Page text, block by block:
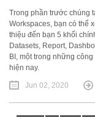
Trong phần trước chúng
Workspaces, bạn có thể
thiệu đến bạn 5 khối
Datasets, Report,
BI, một trong những
hiện nay.
Jun 02, 2020